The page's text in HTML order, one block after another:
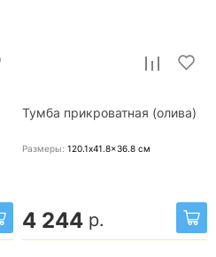
Тумба прикроватная (олива)
Размеры: 120.1x41.8x36.8 см
4 244 р.